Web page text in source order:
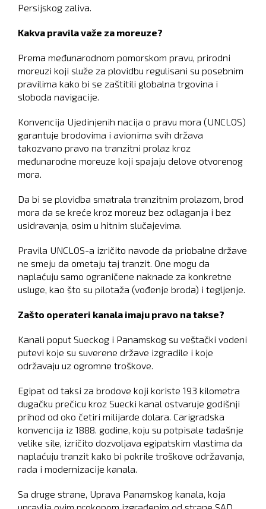
Persijskog zaliva.
Kakva pravila važe za moreuze?
Prema međunarodnom pomorskom pravu, prirodni
moreuzi koji služe za plovidbu regulisani su posebnim
pravilima kako bi se zaštitili globalna trgovina i
sloboda navigacije.
Konvencija Ujedinjenih nacija o pravu mora (UNCLOS)
garantuje brodovima i avionima svih država
takozvano pravo na tranzitni prolaz kroz
međunarodne moreuze koji spajaju delove otvorenog
mora.
Da bi se plovidba smatrala tranzitnim prolazom, brod
mora da se kreće kroz moreuz bez odlaganja i bez
usidravanja, osim u hitnim slučajevima.
Pravila UNCLOS-a izričito navode da priobalne države
ne smeju da ometaju taj tranzit. One mogu da
naplaćuju samo ograničene naknade za konkretne
usluge, kao što su pilotaža (vođenje broda) i tegljenje.
Zašto operateri kanala imaju pravo na takse?
Kanali poput Sueckog i Panamskog su veštački vodeni
putevi koje su suverene države izgradile i koje
održavaju uz ogromne troškove.
Egipat od taksi za brodove koji koriste 193 kilometra
dugačku prečicu kroz Suecki kanal ostvaruje godišnji
prihod od oko četiri milijarde dolara. Carigradska
konvencija iz 1888. godine, koju su potpisale tadašnje
velike sile, izričito dozvoljava egipatskim vlastima da
naplaćuju tranzit kako bi pokrile troškove održavanja,
rada i modernizacije kanala.
Sa druge strane, Uprava Panamskog kanala, koja